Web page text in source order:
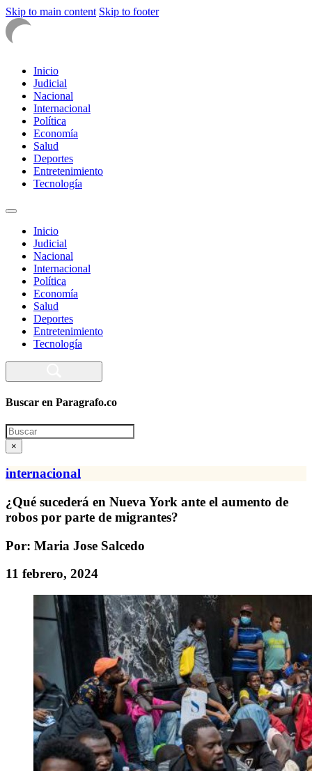
Skip to main content Skip to footer
Inicio
Judicial
Nacional
Internacional
Política
Economía
Salud
Deportes
Entretenimiento
Tecnología
Inicio
Judicial
Nacional
Internacional
Política
Economía
Salud
Deportes
Entretenimiento
Tecnología
Buscar en Paragrafo.co
Search
×
internacional
¿Qué sucederá en Nueva York ante el aumento de
robos por parte de migrantes?
Por: Maria Jose Salcedo
11 febrero, 2024